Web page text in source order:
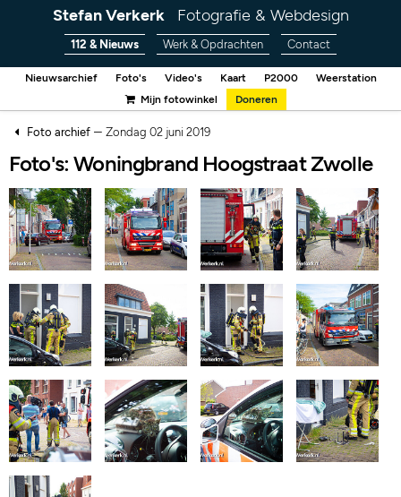
Stefan Verkerk Fotografie & Webdesign
112 & Nieuws Werk & Opdrachten Contact
Nieuwsarchief Foto's Video's Kaart P2000
Weerstation
Mijn fotowinkel
Doneren
Foto archief– Zondag 02 juni 2019
Foto's: Woningbrand Hoogstraat Zwolle